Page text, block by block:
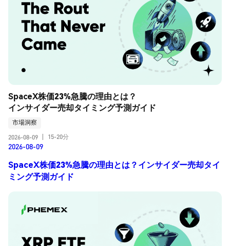
SpaceX株価23%急騰の理由とは？
インサイダー売却タイミング予測ガイド
市場洞察
2026-08-09
15-20分
2026-08-09
SpaceX株価23%急騰の理由とは？インサイダー売却タイ
ミング予測ガイド